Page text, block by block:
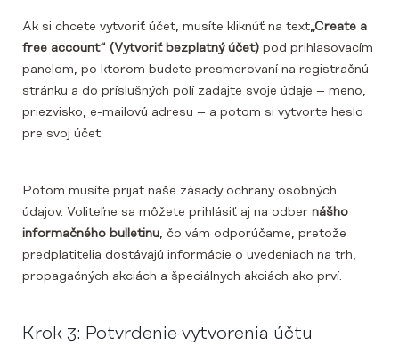
Ak si chcete vytvoriť účet, musíte kliknúť na text„Create a
free account“ (Vytvoriť bezplatný účet) pod prihlasovacím
panelom, po ktorom budete presmerovaní na registračnú
stránku a do príslušných polí zadajte svoje údaje – meno,
priezvisko, e-mailovú adresu – a potom si vytvorte heslo
pre svoj účet.
Potom musíte prijať naše zásady ochrany osobných
údajov. Voliteľne sa môžete prihlásiť aj na odber nášho
informačného bulletinu, čo vám odporúčame, pretože
predplatitelia dostávajú informácie o uvedeniach na trh,
propagačných akciách a špeciálnych akciách ako prví.
Krok 3: Potvrdenie vytvorenia účtu